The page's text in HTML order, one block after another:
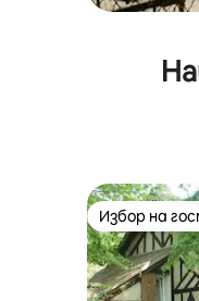
Избор на
Избор на